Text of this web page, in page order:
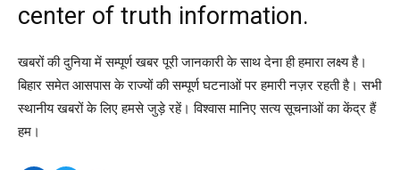
SPORTS NEWS
TECH NEWS
TOURISM NEWS
SAHITYA
center of truth information.
खबरों की दुनिया में सम्पूर्ण खबर पूरी जानकारी के साथ देना ही हमारा लक्ष्य है।
बिहार समेत आसपास के राज्यों की सम्पूर्ण घटनाओं पर हमारी नज़र रहती है। सभी
स्थानीय खबरों के लिए हमसे जुड़े रहें। विश्वास मानिए सत्य सूचनाओं का केंद्र हैं
हम।